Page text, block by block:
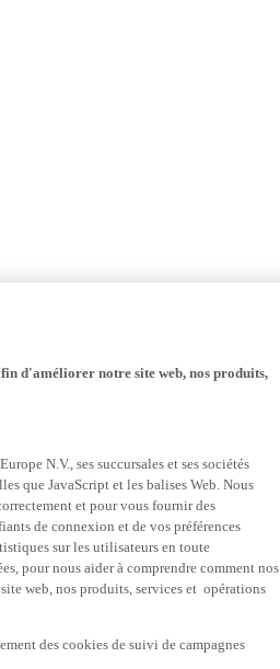
d'améliorer notre site web, nos produits,
N.V., ses succursales et ses sociétés
que JavaScript et les balises Web. Nous
et pour vous fournir des
de connexion et de vos préférences
sur les utilisateurs en toute
pour nous aider à comprendre comment nos
web, nos produits, services et opérations
des cookies de suivi de campagnes